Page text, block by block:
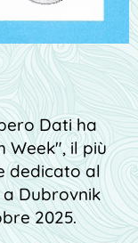
Dati ha
Week", il più
dedicato al
a Dubrovnik
2025.